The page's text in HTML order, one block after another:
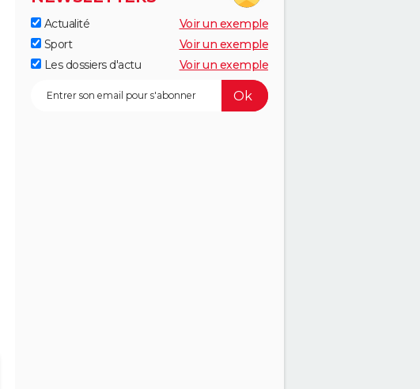
Actualité
Voir un exemple
Sport
Voir un exemple
Les dossiers d'actu
Voir un exemple